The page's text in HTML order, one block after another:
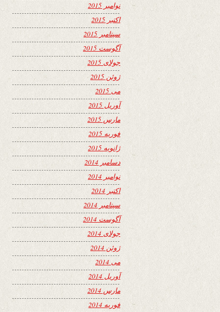
نوامبر 2015
اکتبر 2015
سپتامبر 2015
آگوست 2015
جولای 2015
ژوئن 2015
می 2015
آوریل 2015
مارس 2015
فوریه 2015
ژانویه 2015
دسامبر 2014
نوامبر 2014
اکتبر 2014
سپتامبر 2014
آگوست 2014
جولای 2014
ژوئن 2014
می 2014
آوریل 2014
مارس 2014
فوریه 2014